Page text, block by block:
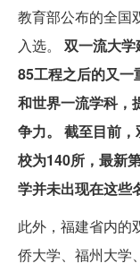
教育部公布的全国
入选。 双一流大
85工程之后的又一
和世界一流学科，
争力。
截至目前
校为140所，最新
学并未出现在这些
此外，福建省内的
侨大学、福州大学